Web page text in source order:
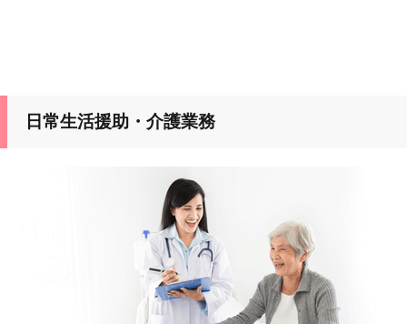
日常生活援助・介護業務